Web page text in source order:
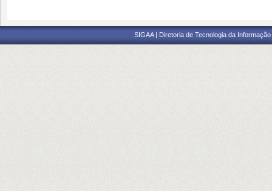
SIGAA | Diretoria de Tecnologia da